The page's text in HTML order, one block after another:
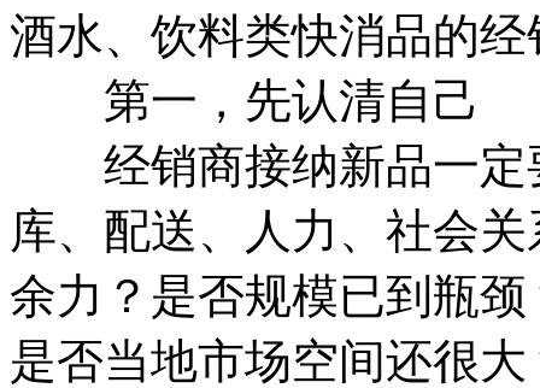
酒水、饮料类快消品的经
第一，先认清自己
经销商接纳新品一定
库、配送、人力、社会
余力？是否规模已到瓶
是否当地市场空间还很